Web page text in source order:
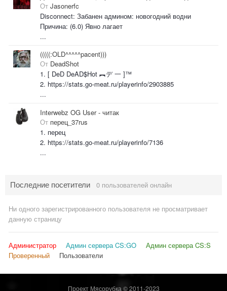
От Jasonerfc
Disconnect: Забанен админом: новогодний водни
Причина: (6.0) Явно лагает
...
(((((:OLD^^^^^pacent)))
От DeadShot
1. [ DeD DeAD$Hot ︻デ 一 ]™
2. https://stats.go-meat.ru/playerinfo/2903885
...
Interwebz OG User - читак
От перец_37rus
1. перец
2. https://stats.go-meat.ru/playerinfo/7136
...
Последние посетители 0 пользователей онлайн
Ни одного зарегистрированного пользователя не просматривает
данную страницу
Администратор Админ сервера CS:GO
Админ сервера CS:S
Проверенный
Пользователи
Проект Мясорубка © 2011-2023